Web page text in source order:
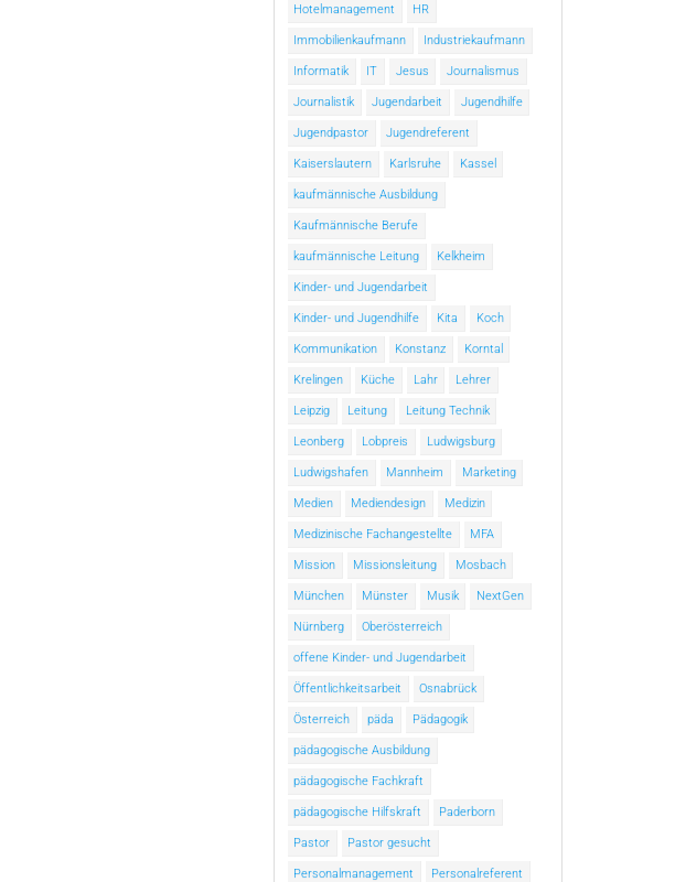
Hotelmanagement HR
Immobilienkaufmann Industriekaufmann
Informatik IT Jesus Journalismus
Journalistik Jugendarbeit Jugendhilfe
Jugendpastor Jugendreferent
Kaiserslautern Karlsruhe Kassel
kaufmännische Ausbildung
Kaufmännische Berufe
kaufmännische Leitung Kelkheim
Kinder- und Jugendarbeit
Kinder- und Jugendhilfe Kita Koch
Kommunikation Konstanz Korntal
Krelingen Küche Lahr Lehrer
Leipzig Leitung Leitung Technik
Leonberg Lobpreis Ludwigsburg
Ludwigshafen Mannheim Marketing
Medien Mediendesign Medizin
Medizinische Fachangestellte MFA
Mission Missionsleitung Mosbach
München Münster Musik NextGen
Nürnberg Oberösterreich
offene Kinder- und Jugendarbeit
Öffentlichkeitsarbeit Osnabrück
Österreich päda Pädagogik
pädagogische Ausbildung
pädagogische Fachkraft
pädagogische Hilfskraft Paderborn
Pastor Pastor gesucht
Personalmanagement Personalreferent